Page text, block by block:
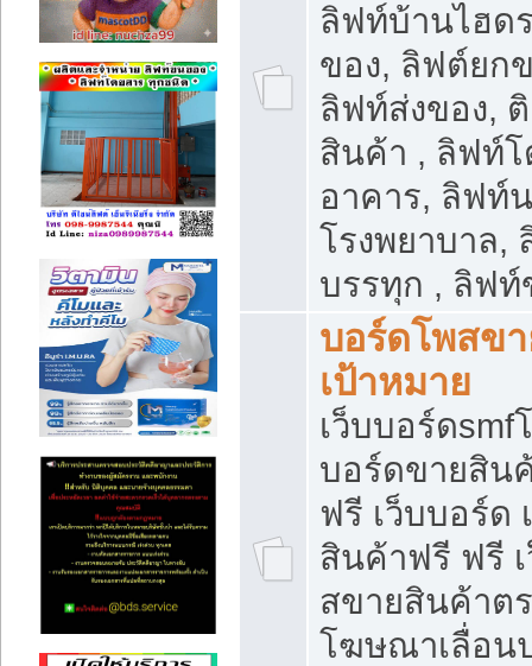
ลิฟท์บ้านไฮด
ของ, ลิฟต์ยก
ลิฟท์ส่งของ,
สินค้า , ลิฟท์
อาคาร, ลิฟท์
โรงพยาบาล,
บรรทุก , ลิฟท์
บอร์ดโพสข
เป้าหมาย
เว็บบอร์ดsmf
บอร์ดขายสิน
ฟรี เว็บบอร์ด
สินค้าฟรี ฟรี
สขายสินค้าต
โฆษณาเลื่อน